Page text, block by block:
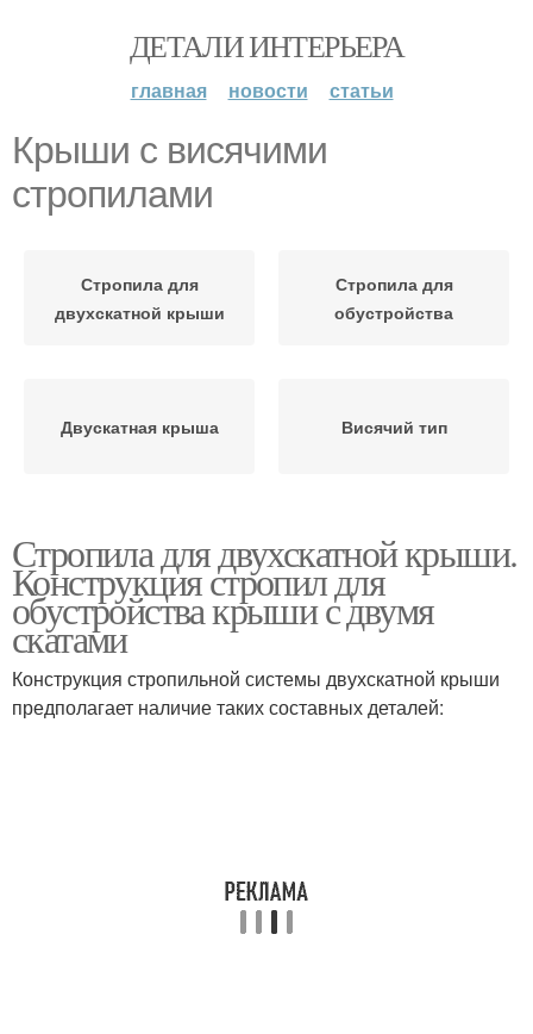
ДЕТАЛИ ИНТЕРЬЕРА
главная новости статьи
Крыши с висячими
стропилами
Стропила для
двухскатной крыши
Стропила для
обустройства
Двускатная крыша Висячий тип
Стропила для двухскатной крыши.
Конструкция стропил для
обустройства крыши с двумя
скатами
Конструкция стропильной системы двухскатной крыши
предполагает наличие таких составных деталей: